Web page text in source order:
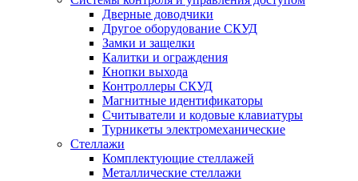
Дверные доводчики
Другое оборудование СКУД
Замки и защелки
Калитки и ограждения
Кнопки выхода
Контроллеры СКУД
Магнитные идентификаторы
Считыватели и кодовые клавиатуры
Турникеты электромеханические
Стеллажи
Комплектующие стеллажей
Металлические стеллажи